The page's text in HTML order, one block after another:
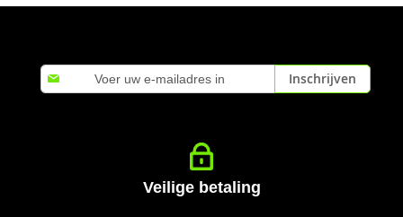
Abonneer
u
Inschrijven
Veilige betaling